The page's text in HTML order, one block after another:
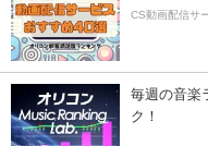
CS動画配信サ
毎週の音楽
ク！